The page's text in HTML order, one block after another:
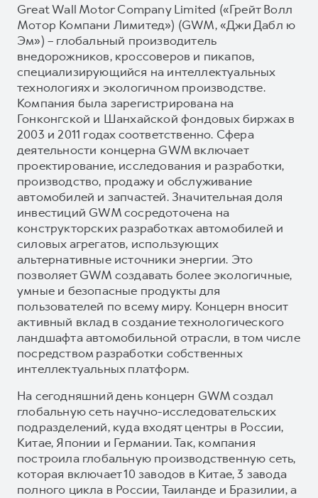
Great Wall Motor Company Limited («Грейт Волл
Мотор Компани Лимитед») (GWM, «Джи Дабл ю
Эм») – глобальный производитель
внедорожников, кроссоверов и пикапов,
специализирующийся на интеллектуальных
технологиях и экологичном производстве.
Компания была зарегистрирована на
Гонконгской и Шанхайской фондовых биржах в
2003 и 2011 годах соответственно. Сфера
деятельности концерна GWM включает
проектирование, исследования и разработки,
производство, продажу и обслуживание
автомобилей и запчастей. Значительная доля
инвестиций GWM сосредоточена на
конструкторских разработках автомобилей и
силовых агрегатов, использующих
альтернативные источники энергии. Это
позволяет GWM создавать более экологичные,
умные и безопасные продукты для
пользователей по всему миру. Концерн вносит
активный вклад в создание технологического
ландшафта автомобильной отрасли, в том числе
посредством разработки собственных
интеллектуальных платформ.
На сегодняшний день концерн GWM создал
глобальную сеть научно-исследовательских
подразделений, куда входят центры в России,
Китае, Японии и Германии. Так, компания
построила глобальную производственную сеть,
которая включает 10 заводов в Китае, 3 завода
полного цикла в России, Таиланде и Бразилии, а